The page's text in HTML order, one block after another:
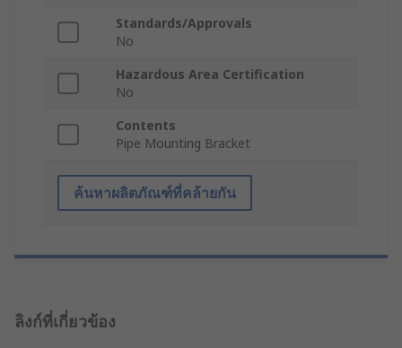
Standards/Approvals
No
Hazardous Area Certification
No
Contents
Pipe Mounting Bracket
ค้นหาผลิตภัณฑ์ที่คล้ายกัน
ลิงก์ที่เกี่ยวข้อง